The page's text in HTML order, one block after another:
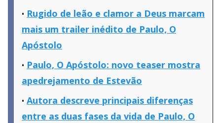
Rugido de leão e clamor a Deus marcam
mais um trailer inédito de Paulo, O
Apóstolo
Paulo, O Apóstolo: novo teaser mostra
apedrejamento de Estevão
Autora descreve principais diferenças
entre as duas fases da vida de Paulo, O